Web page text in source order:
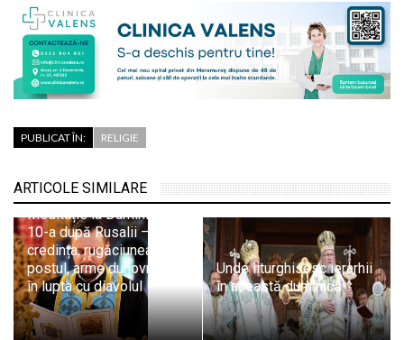
PUBLICAT ÎN: RELIGIE
ARTICOLE SIMILARE
Pr. Adrian Dobreanu:
Meditație la Duminica a
10-a după Rusalii –
credința, rugăciunea și
postul, arme duhovnicești
în lupta cu diavolul
Unde liturghisesc ierarhii
în această duminică